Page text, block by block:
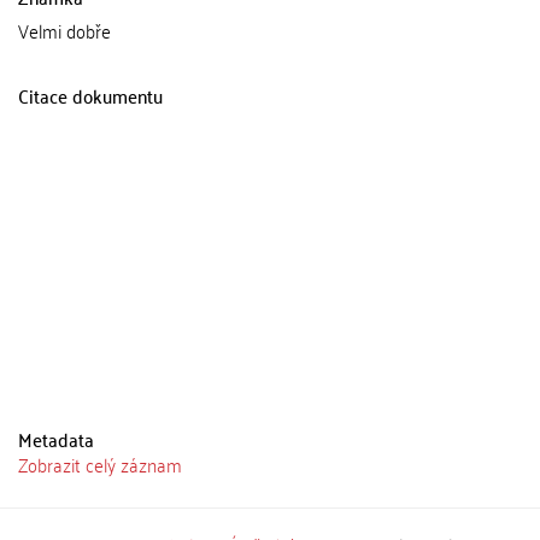
Velmi dobře
Citace dokumentu
Metadata
Zobrazit celý záznam